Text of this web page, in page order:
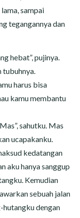
sampai
tegangannya dan
hebat”, pujinya.
tubuhnya.
harus bisa
kamu membantu
sahutku. Mas
ucapakanku.
kedatangan
aku hanya sanggup
Kemudian
sebuah jalan
hutangku dengan